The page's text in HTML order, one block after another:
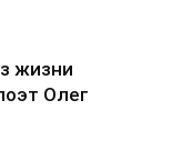
жизни
Олег